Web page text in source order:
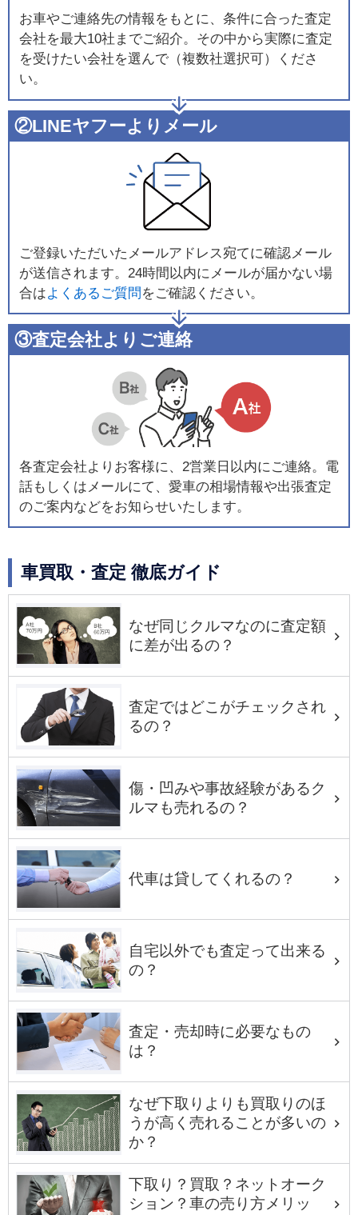
お車やご連絡先の情報をもとに、条件に合った査定
会社を最大10社までご紹介。その中から実際に査定
を受けたい会社を選んで（複数社選択可）くださ
い。
②LINEヤフーよりメール
ご登録いただいたメールアドレス宛てに確認メール
が送信されます。24時間以内にメールが届かない場
合はよくあるご質問 をご確認ください。
③査定会社よりご連絡
各査定会社よりお客様に、2営業日以内にご連絡。電
話もしくはメールにて、愛車の相場情報や出張査定
のご案内などをお知らせいたします。
車買取・査定 徹底ガイド
なぜ同じクルマなのに査定額
に差が出るの？
査定ではどこがチェックされ
るの？
傷・凹みや事故経験があるク
ルマも売れるの？
代車は貸してくれるの？
自宅以外でも査定って出来る
の？
査定・売却時に必要なもの
は？
なぜ下取りよりも買取りのほ
うが高く売れることが多いの
か？
下取り？買取？ネットオーク
ション？車の売り方メリッ